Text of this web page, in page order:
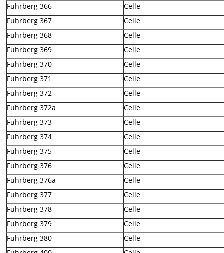
Fuhrberg 366
Celle
Fuhrberg 367
Celle
Fuhrberg 368
Celle
Fuhrberg 369
Celle
Fuhrberg 370
Celle
Fuhrberg 371
Celle
Fuhrberg 372
Celle
Fuhrberg 372a
Celle
Fuhrberg 373
Celle
Fuhrberg 374
Celle
Fuhrberg 375
Celle
Fuhrberg 376
Celle
Fuhrberg 376a
Celle
Fuhrberg 377
Celle
Fuhrberg 378
Celle
Fuhrberg 379
Celle
Fuhrberg 380
Celle